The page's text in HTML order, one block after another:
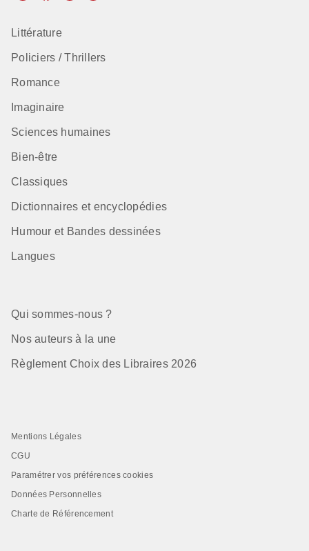
Littérature
Policiers / Thrillers
Romance
Imaginaire
Sciences humaines
Bien-être
Classiques
Dictionnaires et encyclopédies
Humour et Bandes dessinées
Langues
Qui sommes-nous ?
Nos auteurs à la une
Règlement Choix des Libraires 2026
Mentions Légales
CGU
Paramétrer vos préférences cookies
Données Personnelles
Charte de Référencement